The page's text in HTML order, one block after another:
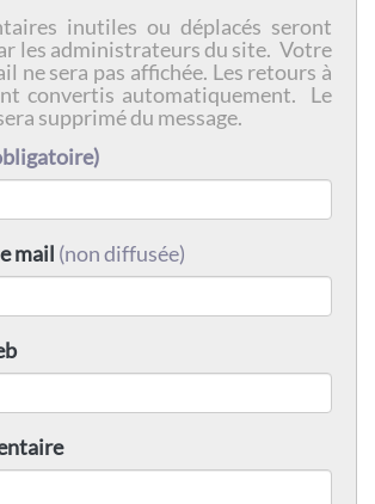
inutiles ou déplacés seront
les administrateurs du site. Votre
ne sera pas affichée. Les retours à
convertis automatiquement. Le
supprimé du message.
mail (non diffusée)